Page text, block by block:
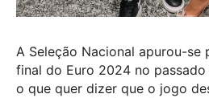
A Seleção Nacional apurou-se
final do Euro 2024 no
o que quer dizer que o jogo